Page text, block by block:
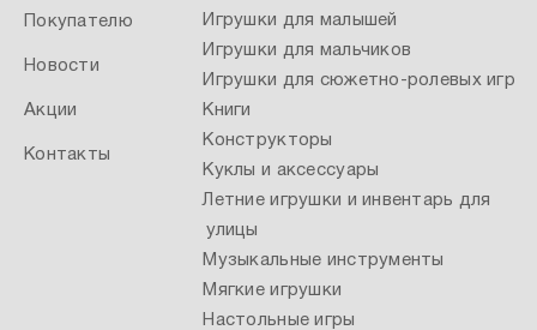
Покупателю
Новости
Акции
Контакты
Игрушки для малышей
Игрушки для мальчиков
Игрушки для сюжетно-ролевых игр
Книги
Конструкторы
Куклы и аксессуары
Летние игрушки и инвентарь для
улицы
Музыкальные инструменты
Мягкие игрушки
Настольные игры